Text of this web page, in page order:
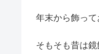
年末から飾っ
そもそも昔は